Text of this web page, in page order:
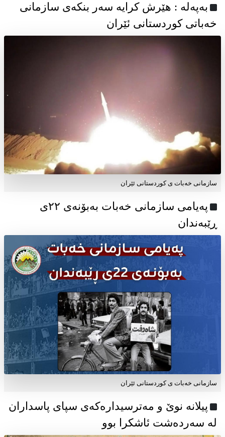
به‌په‌له‌ : هێرش کرایە سەر بنکەی سازمانی
خەباتی کوردستانی ئێران
سازمانی خەبات ی کوردستانی ئێران
پەیامی سازمانی خەبات بەبۆنەی ۲۲ی
ڕێبەندان
سازمانی خەبات ی كوردستانی ئێران
پیلانە نوێ و مەترسیدارەکەی سپای پاسداران
لە سەردەشت ئاشکرا بوو